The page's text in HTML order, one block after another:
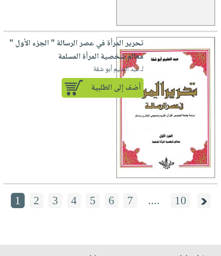
تحرير المرأة في عصر الرسالة " الجزء الأول "
معالم شخصية المرأة المسلمة
لـ عبد الحليم أبو شقة
أضف إلى الطلبية
1 2 3 4 5 6 7 .... 10